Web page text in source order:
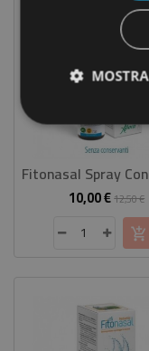
10,00 €Prezzo
base
12,50 €